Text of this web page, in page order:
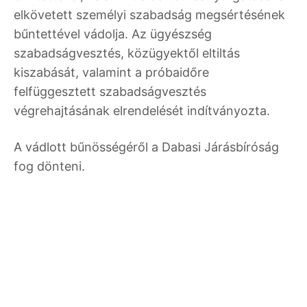
elkövetett személyi szabadság megsértésének
bűntettével vádolja. Az ügyészség
szabadságvesztés, közügyektől eltiltás
kiszabását, valamint a próbaidőre
felfüggesztett szabadságvesztés
végrehajtásának elrendelését indítványozta.
A vádlott bűnösségéről a Dabasi Járásbíróság
fog dönteni.